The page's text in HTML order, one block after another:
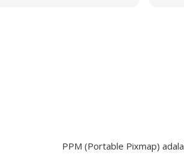
PPM (Portable Pixmap)